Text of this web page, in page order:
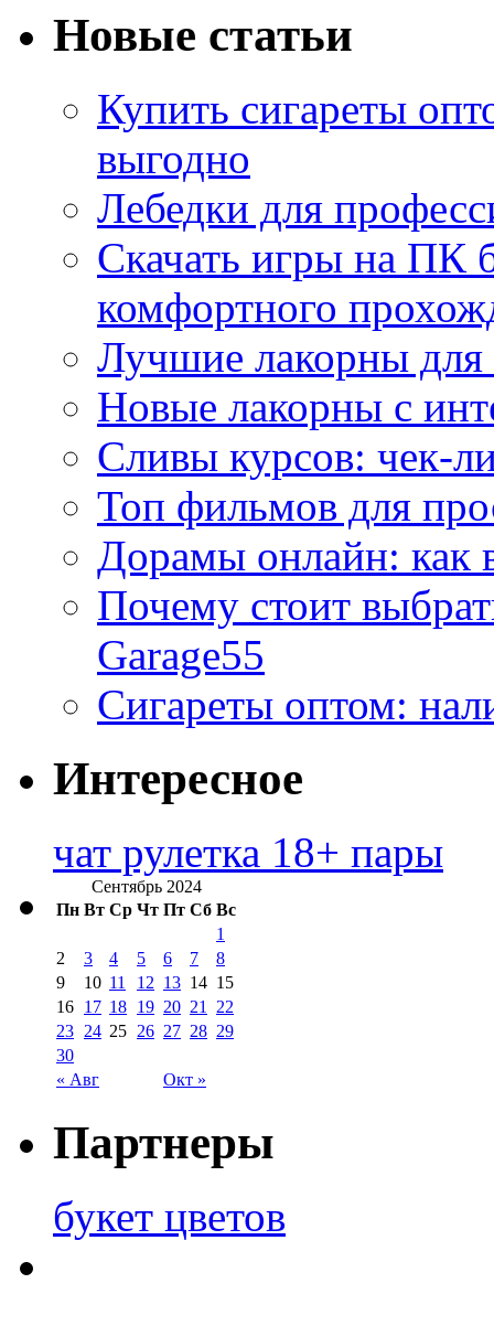
Новые статьи
Купить сигареты
выгодно
Лебедки для
Скачать игры на ПК
комфортного
Лучшие лакорны для
Новые лакорны с
Сливы курсов: чек-
Топ фильмов для
Дорамы онлайн: как
Почему стоит
Garage55
Сигареты оптом:
Интересное
чат рулетка 18+ пары
Сентябрь 2024
Пн Вт Ср Чт Пт Сб Вс
« Авг Окт »
1
2
3 4 5 6 7
8
9
10 11 12 13 14 15
16 17 18 19 20 21
22
23 24 25 26 27 28 29
30
Партнеры
букет цветов